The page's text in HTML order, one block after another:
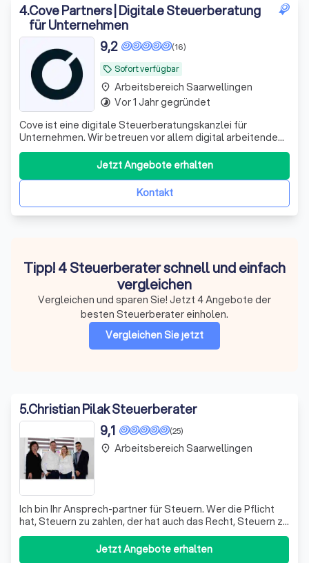
4.Cove Partners | Digitale Steuerberatung
für Unternehmen
local_offer Sofort verfügbar
(16)
9,2
Cove ist eine digitale Steuerberatungskanzlei für
Unternehmen. Wir betreuen vor allem digital arbeitende
Kapitalgesellschaften – GmbH, UG und AG – mit laufender
Finanzbuchhaltung, Umsatzsteuervoranmeldungen,
Jahresabschlüssen, Steuererklärungen und
Lohnbuchhaltung. Unsere Arbeitsweise ist konsequen
Kontakt
Jetzt Angebote erhalten
place Arbeitsbereich Saarwellingen
timelapse Vor 1 Jahr gegründet
Tipp! 4 Steuerberater schnell und einfach
vergleichen
Vergleichen und sparen Sie! Jetzt 4 Angebote der
besten Steuerberater einholen.
Vergleichen Sie jetzt
5.Christian Pilak Steuerberater
(25)
9,1
Ich bin Ihr Ansprech-partner für Steuern. Wer die Pflicht
hat, Steuern zu zahlen, der hat auch das Recht, Steuern zu
sparen. - ” Helmut Schmidt, ehem. Bundeskanzler. ”
Jetzt Angebote erhalten
place Arbeitsbereich Saarwellingen